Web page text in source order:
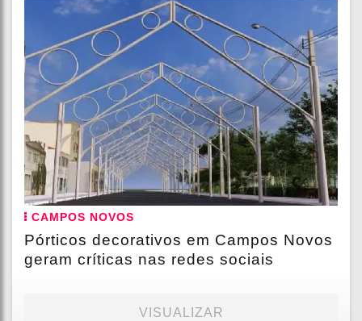
CAMPOS NOVOS
Pórticos decorativos em Campos Novos
geram críticas nas redes sociais
VISUALIZAR